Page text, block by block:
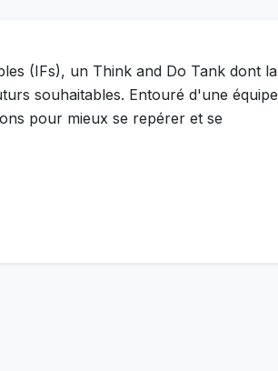
(IFs), un Think and Do Tank dont la
souhaitables. Entouré d'une équipe
pour mieux se repérer et se